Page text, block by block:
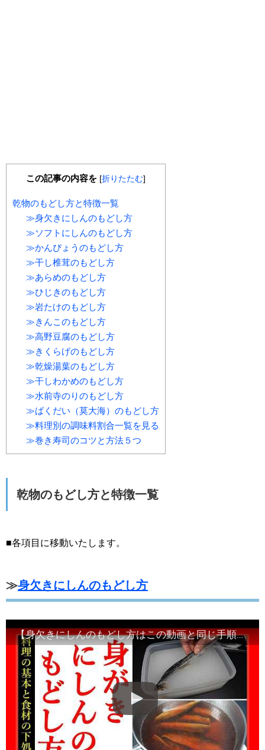
この記事の内容を [折りたたむ]
乾物のもどし方と特徴一覧
≫身欠きにしんのもどし方
≫ソフトにしんのもどし方
≫かんぴょうのもどし方
≫干し椎茸のもどし方
≫あらめのもどし方
≫ひじきのもどし方
≫岩たけのもどし方
≫きんこのもどし方
≫高野豆腐のもどし方
≫きくらげのもどし方
≫乾燥湯葉のもどし方
≫干しわかめのもどし方
≫水前寺のりのもどし方
≫ばくだい（莫大海）のもどし方
≫料理別の調味料割合一覧を見る
≫巻き寿司のコツと方法５つ
乾物のもどし方と特徴一覧
■各項目に移動いたします。
≫身欠きにしんのもどし方
【身欠きにしんのもどし方はこの動画と同じ手順で完了します】身欠きにしんの名の語源・由来とは？